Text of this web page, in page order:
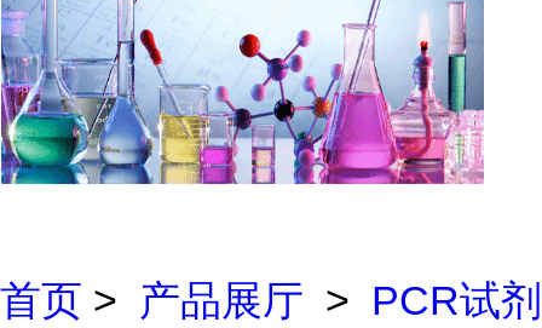
首页 > 产品展厅 > PCR试剂